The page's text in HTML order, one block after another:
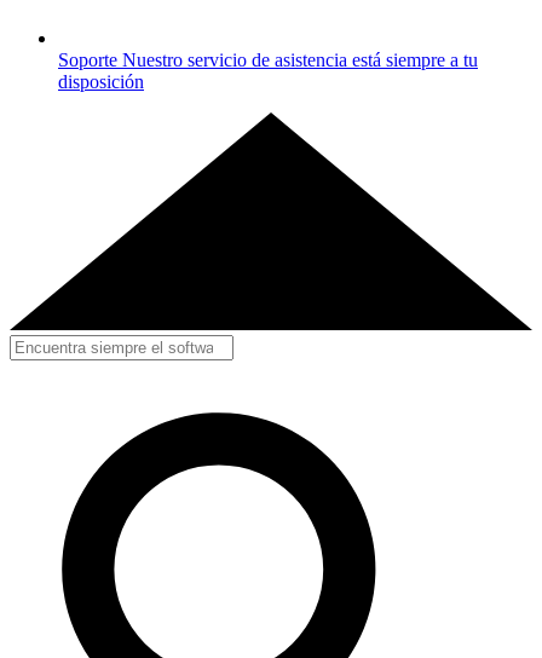
Soporte Nuestro servicio de asistencia está siempre a tu
disposición